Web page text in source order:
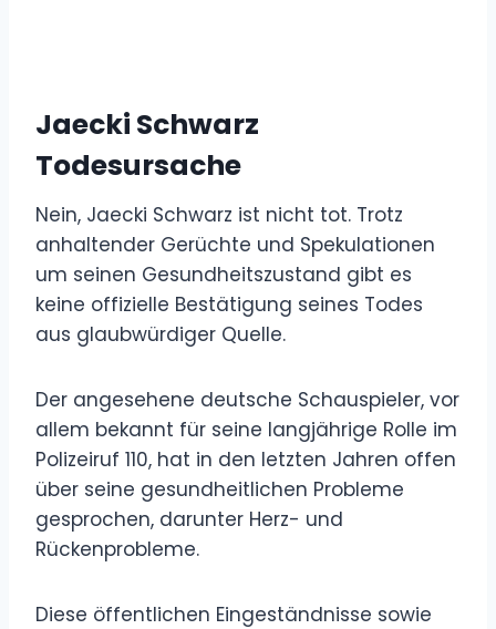
Jaecki Schwarz
Todesursache
Nein, Jaecki Schwarz ist nicht tot. Trotz
anhaltender Gerüchte und Spekulationen
um seinen Gesundheitszustand gibt es
keine offizielle Bestätigung seines Todes
aus glaubwürdiger Quelle.
Der angesehene deutsche Schauspieler, vor
allem bekannt für seine langjährige Rolle im
Polizeiruf 110, hat in den letzten Jahren offen
über seine gesundheitlichen Probleme
gesprochen, darunter Herz- und
Rückenprobleme.
Diese öffentlichen Eingeständnisse sowie